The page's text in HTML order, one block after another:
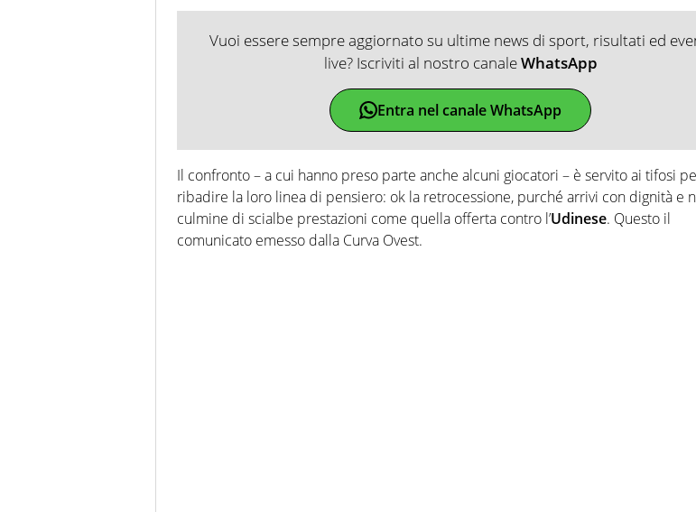
Vuoi essere sempre aggiornato su ultime news di sport, risultati ed
live? Iscriviti al nostro canaleWhatsApp
Entra nel canale WhatsApp
Il confronto – a cui hanno preso parte anche alcuni giocatori – è servito ai tifosi
ribadire la loro linea di pensiero: ok la retrocessione, purché arrivi con dignità e
culmine di scialbe prestazioni come quella offerta contro l’Udinese. Questo il
comunicato emesso dalla Curva Ovest.